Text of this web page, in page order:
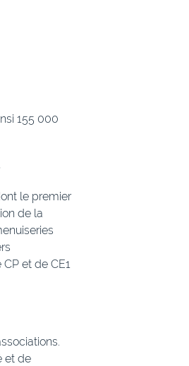
155 000
le premier
de la
et de CE1
et de